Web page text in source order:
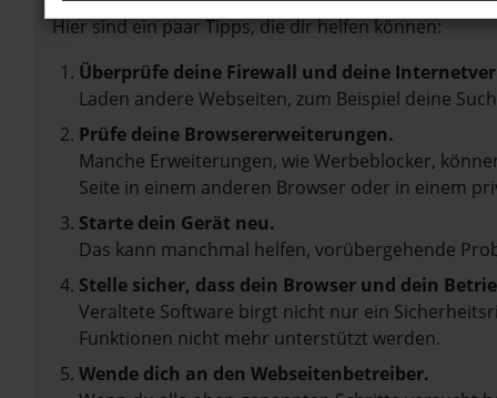
Hier sind ein paar Tipps, die dir helfen können:
Überprüfe deine Firewall und deine
Laden andere Webseiten, zum Beispiel deine
Prüfe deine Browsererweiterungen.
Manche Erweiterungen, wie Werbeblocker,
Seite in einem anderen Browser oder in einem
Starte dein Gerät neu.
Das kann manchmal helfen, vorübergehende
Stelle sicher, dass dein Browser und dein
Veraltete Software birgt nicht nur ein
Funktionen nicht mehr unterstützt werden.
Wende dich an den Webseitenbetreiber.